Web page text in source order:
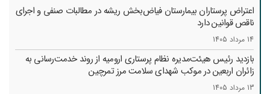
اعتراض پرستاران بیمارستان فیاض‌بخش ریشه در مطالبات صنفی و اجرای
ناقص قوانین دارد
14 مرداد 1405
بازدید رئیس هیئت‌مدیره نظام پرستاری ارومیه از روند خدمت‌رسانی به
زائران اربعین در موکب شهدای سلامت مرز تمرچین
13 مرداد 1405